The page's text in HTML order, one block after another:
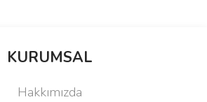
KURUMSAL
Hakkımızda